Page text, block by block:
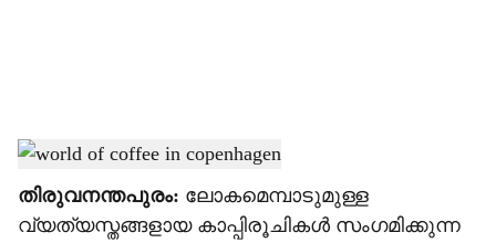
a
വേള്‍ഡ് ഒഫ് കോഫി കോപ്പന്‍ഹേഗനില്‍
തിരുവനന്തപുരം: ലോകമെമ്പാടുമുള്ള
വ്യത്യസ്തങ്ങളായ കാപ്പിരൂചികള്‍ സംഗമിക്കുന്ന